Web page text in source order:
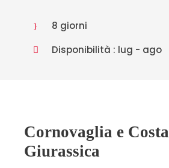
8 giorni
Disponibilità : lug - ago
Cornovaglia e Costa
Giurassica